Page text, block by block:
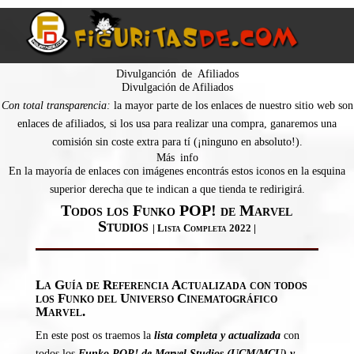
Divulganción de Afiliados
Divulgación de Afiliados
Con total transparencia: la mayor parte de los enlaces de nuestro sitio web son
enlaces de afiliados, si los usa para realizar una compra, ganaremos una
comisión sin coste extra para tí (¡ninguno en absoluto!).
Más info
En la mayoría de enlaces con imágenes encontrás estos iconos en la esquina
superior derecha que te indican a que tienda te redirigirá.
Todos los Funko POP! de Marvel
Studios | Lista Completa 2022 |
La Guía de Referencia Actualizada con todos
los Funko del Universo Cinematográfico
Marvel.
En este post os traemos la lista completa y actualizadacon